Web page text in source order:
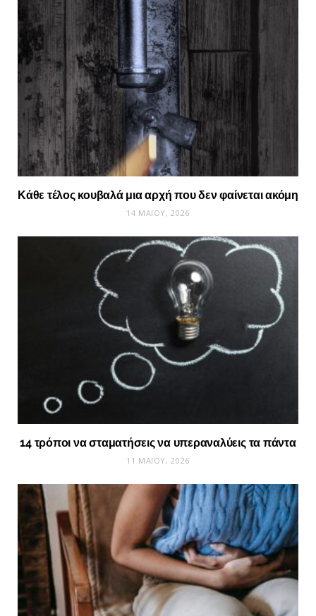
Κάθε τέλος κουβαλά μια αρχή που δεν φαίνεται ακόμη
14 ΜΑΪ́ΟΥ, 2026
14 τρόποι να σταματήσεις να υπεραναλύεις τα πάντα
11 ΜΑΪ́ΟΥ, 2026